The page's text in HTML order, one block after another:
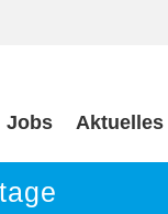
Jobs Aktuelles